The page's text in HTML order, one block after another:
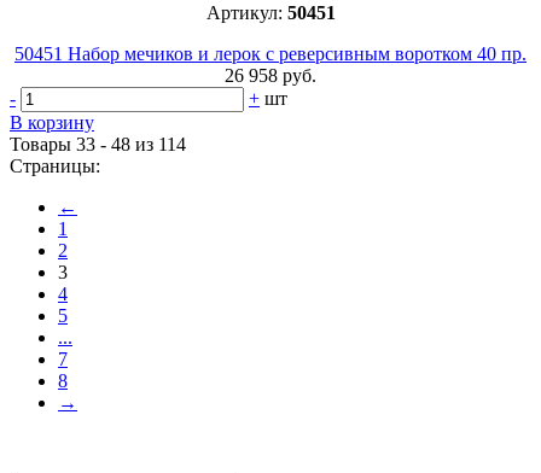
Артикул: 50451
50451 Набор мечиков и лерок с реверсивным воротком 40 пр.
26 958 руб.
-
+ шт
В корзину
Товары 33 - 48 из 114
Страницы:
←
1
2
3
4
5
...
7
8
→